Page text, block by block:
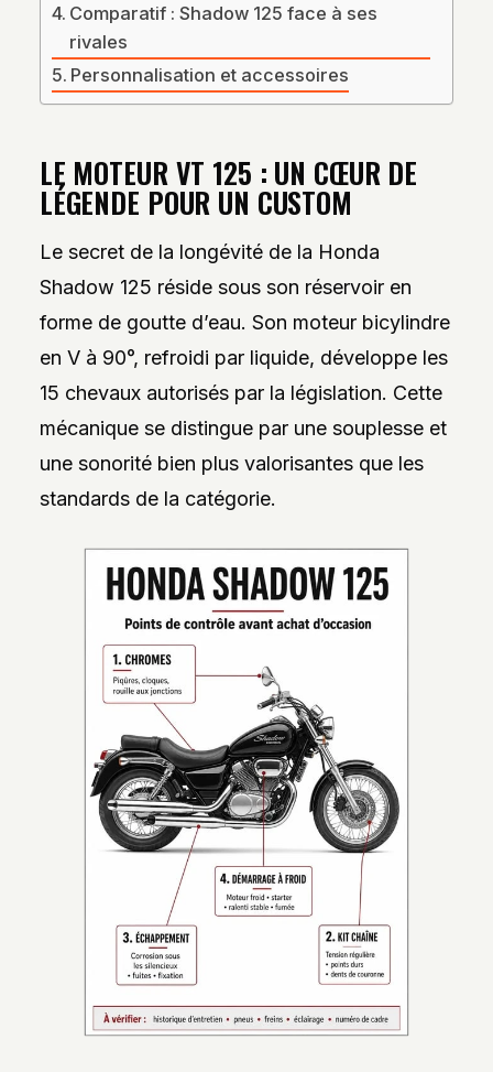
Comparatif : Shadow 125 face à ses
rivales
Personnalisation et accessoires
LE MOTEUR VT 125 : UN CŒUR DE
LÉGENDE POUR UN CUSTOM
Le secret de la longévité de la Honda
Shadow 125 réside sous son réservoir en
forme de goutte d’eau. Son moteur bicylindre
en V à 90°, refroidi par liquide, développe les
15 chevaux autorisés par la législation. Cette
mécanique se distingue par une souplesse et
une sonorité bien plus valorisantes que les
standards de la catégorie.